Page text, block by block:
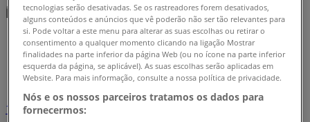
Índice de promoções em Loulé
Tiendeo em Loulé»
Índice de promoções
1
tecnologias serão desativadas. Se os rastreadores forem desativados,
alguns conteúdos e anúncios que vê poderão não ser tão relevantes para
si. Pode voltar a este menu para alterar as suas escolhas ou retirar o
consentimento a qualquer momento clicando na ligação Mostrar
finalidades na parte inferior da página Web (ou no ícone na parte inferior
esquerda da página, se aplicável). As suas escolhas serão aplicadas em
Website. Para mais informação, consulte a nossa política de privacidade.
Nós e os nossos parceiros tratamos os dados para
fornecermos: